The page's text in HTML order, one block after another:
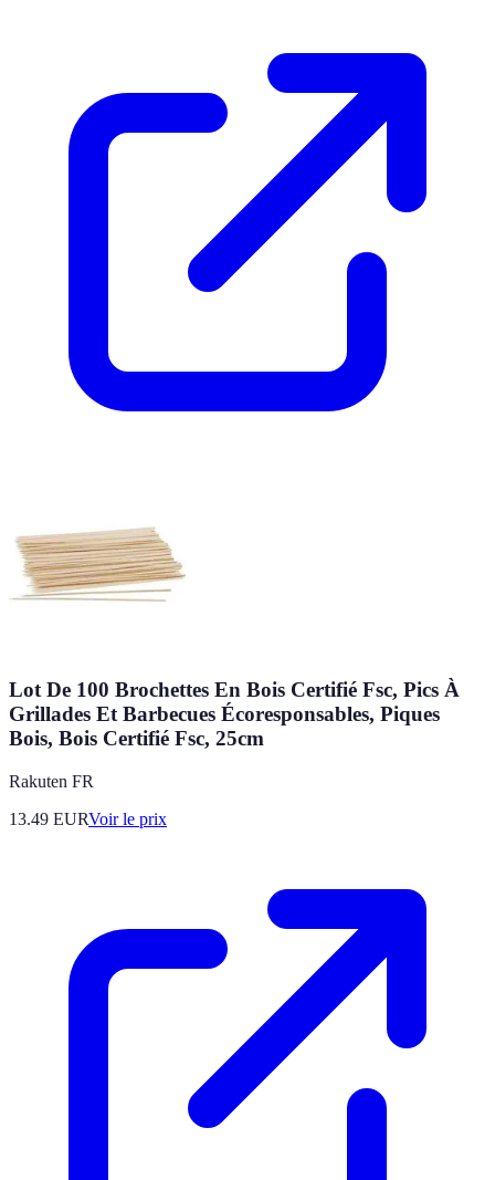
Lot De 100 Brochettes En Bois Certifié Fsc, Pics À
Grillades Et Barbecues Écoresponsables, Piques
Bois, Bois Certifié Fsc, 25cm
Rakuten FR
13.49 EURVoir le prix